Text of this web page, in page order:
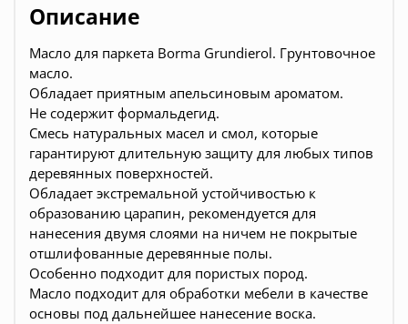
Описание
Масло для паркета Borma Grundierol. Грунтовочное
масло.
Обладает приятным апельсиновым ароматом.
Не содержит формальдегид.
Смесь натуральных масел и смол, которые
гарантируют длительную защиту для любых типов
деревянных поверхностей.
Обладает экстремальной устойчивостью к
образованию царапин, рекомендуется для
нанесения двумя слоями на ничем не покрытые
отшлифованные деревянные полы.
Особенно подходит для пористых пород.
Масло подходит для обработки мебели в качестве
основы под дальнейшее нанесение воска.